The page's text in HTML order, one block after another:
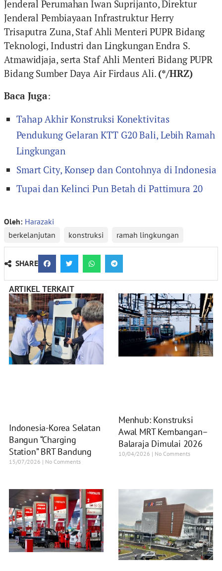
Jenderal Perumahan Iwan Suprijanto, Direktur
Jenderal Pembiayaan Infrastruktur Herry
Trisaputra Zuna, Staf Ahli Menteri PUPR Bidang
Teknologi, Industri dan Lingkungan Endra S.
Atmawidjaja, serta Staf Ahli Menteri Bidang PUPR
Bidang Sumber Daya Air Firdaus Ali. (*/HRZ)
Baca Juga:
Tahap Akhir Konstruksi Konektivitas
Pendukung Gelaran KTT G20 Bali, Lebih Ramah
Lingkungan
Smart City, Konsep dan Contohnya di Indonesia
Tupai dan Kelinci Pun Betah di Pattimura 20
Oleh: Harazaki
berkelanjutan
konstruksi ramah lingkungan
SHARE
ARTIKEL TERKAIT
Indonesia-Korea Selatan
Bangun “Charging
Station” BRT Bandung
15/07/2026 No Comments
Menhub: Konstruksi
Awal MRT Kembangan–
Balaraja Dimulai 2026
10/04/2026 No Comments